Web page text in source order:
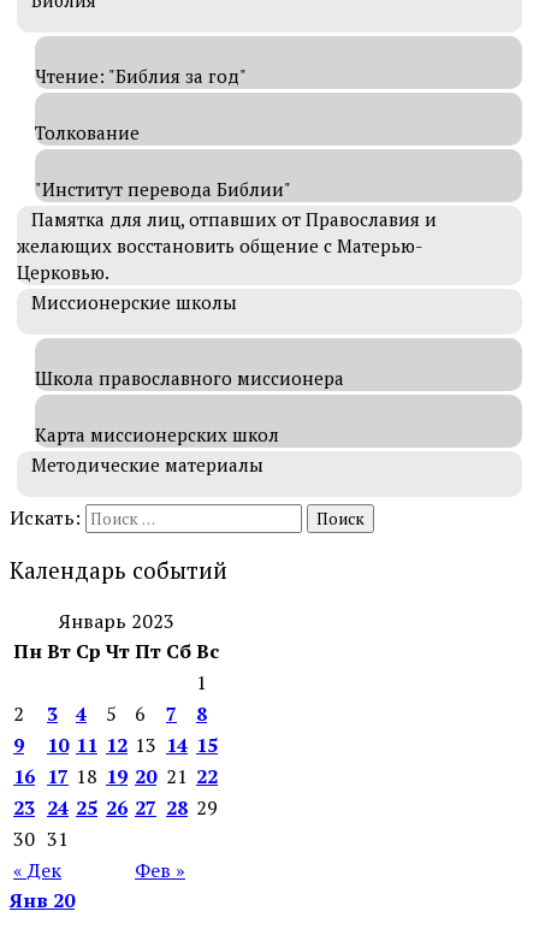
Чтение: "Библия за год"
Толкование
"Институт перевода Библии"
Памятка для лиц, отпавших от Православия и
желающих восстановить общение с Матерью-
Церковью.
Миссионерские школы
Школа православного миссионера
Карта миссионерских школ
Методические материалы
Искать:
Календарь событий
Январь 2023
ПнВт Ср ЧтПт СбВс
« Дек Фев »
1
2
3 4 5 6 7
8
9
10 11 12 13 14 15
16 17 18 19 20 21 22
23 24 25 26 27 28 29
30 31
Янв 20